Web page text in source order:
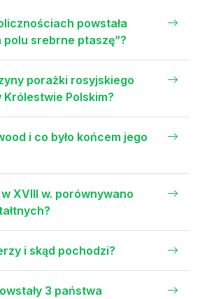
powstała
polu srebrne ptaszę”?
porażki rosyjskiego
Polskim?
i co było końcem jego
XVIII w. porównywano
i skąd pochodzi?
3 państwa